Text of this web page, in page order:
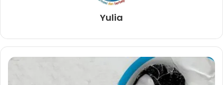
Yulia